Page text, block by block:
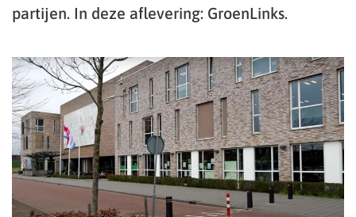
partijen. In deze aflevering: GroenLinks.